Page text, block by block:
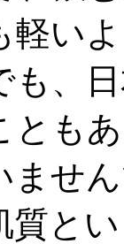
軽い
も、
とも
ませ
質と